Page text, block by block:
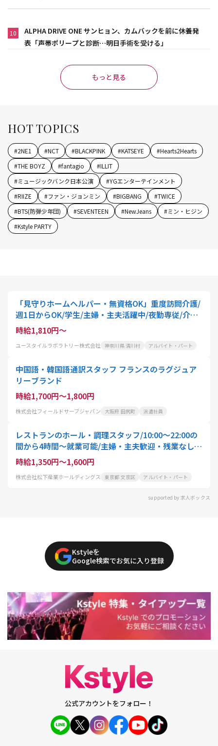
10
ALPHA DRIVE ONE サンヒョン、カムバックを前に休養発
表「声帯ポリープと診断…明日手術を受ける」
もっと見る
HOT TOPICS
#2NE1 #NCT #BLACKPINK #KATSEYE #Hearts2Hearts
#THE BOYZ #fantagio #ILLIT
#ミュージックバンク日本公演 #YGエンターテインメント
#RIIZE #ファン・ジョンミン #BIGBANG #TWICE
#BTS(防弾少年団) #SEVENTEEN #NewJeans #ミン・ヒジン
#Kstyle PARTY
「見守りホームヘルパー・無資格OK」重度訪問介護/
週1日からOK/学生/主婦・主夫活躍中/夜勤専従/介護
職員
時給1,810円～
ユースタイルラボラトリー株式会社 神奈川県 清川村 アルバイト・パート
中国語・韓国語通訳スタッフ フランスのラグジュア
リーブランド
時給1,700円～1,800円
株式会社フィールドサーブジャパン 大阪府 田尻町 派遣社員
レストランのホール・調理スタッフ/10:00〜22:00の
間から4時間〜就業可能/主婦・主夫歓迎・残業なし・
土日休み
時給1,350円～1,600円
株式会社松下産業ホールディングス 東京都 文京区 アルバイト・パート
supported by 求人ボックス
Kstyleを
Google検索でお気に入り登録
公式アカウントをフォロー！